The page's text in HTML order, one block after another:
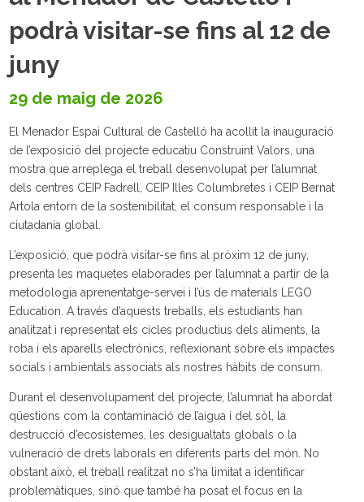
podrà visitar-se fins al 12 de
juny
29 de maig de 2026
El Menador Espai Cultural de Castelló ha acollit la inauguració
de l’exposició del projecte educatiu Construint Valors, una
mostra que arreplega el treball desenvolupat per l’alumnat
dels centres CEIP Fadrell, CEIP Illes Columbretes i CEIP Bernat
Artola entorn de la sostenibilitat, el consum responsable i la
ciutadania global.
L’exposició, que podrà visitar-se fins al pròxim 12 de juny,
presenta les maquetes elaborades per l’alumnat a partir de la
metodologia aprenentatge-servei i l’ús de materials LEGO
Education. A través d’aquests treballs, els estudiants han
analitzat i representat els cicles productius dels aliments, la
roba i els aparells electrònics, reflexionant sobre els impactes
socials i ambientals associats als nostres hàbits de consum.
Durant el desenvolupament del projecte, l’alumnat ha abordat
qüestions com la contaminació de l’aigua i del sòl, la
destrucció d’ecosistemes, les desigualtats globals o la
vulneració de drets laborals en diferents parts del món. No
obstant això, el treball realitzat no s’ha limitat a identificar
problemàtiques, sinó que també ha posat el focus en la